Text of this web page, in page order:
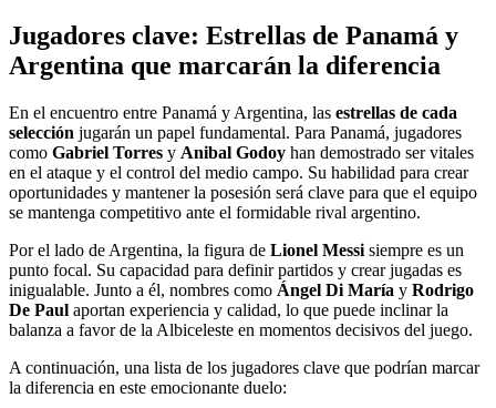
Jugadores clave: Estrellas de Panamá y
Argentina que marcarán la diferencia
En el encuentro entre Panamá y Argentina, las estrellas de cada
selección jugarán un papel fundamental. Para Panamá, jugadores
como Gabriel Torres y Anibal Godoy han demostrado ser vitales
en el ataque y el control del medio campo. Su habilidad para crear
oportunidades y mantener la posesión será clave para que el equipo
se mantenga competitivo ante el formidable rival argentino.
Por el lado de Argentina, la figura de Lionel Messi siempre es un
punto focal. Su capacidad para definir partidos y crear jugadas es
inigualable. Junto a él, nombres como Ángel Di María y Rodrigo
De Paul aportan experiencia y calidad, lo que puede inclinar la
balanza a favor de la Albiceleste en momentos decisivos del juego.
A continuación, una lista de los jugadores clave que podrían marcar
la diferencia en este emocionante duelo: